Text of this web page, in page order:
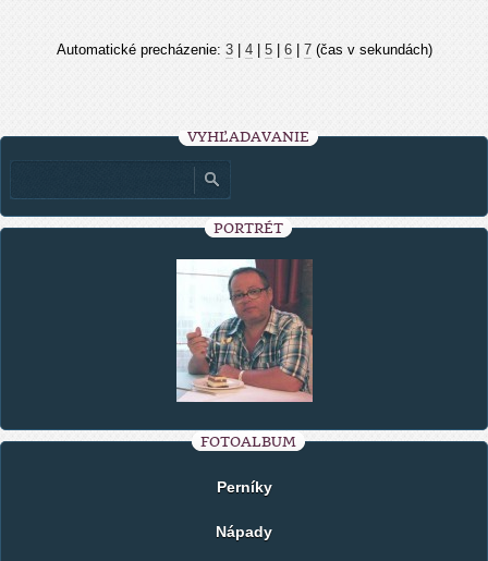
Automatické precházenie: 3| 4| 5| 6| 7(čas v sekundách)
VYHĽADÁVANIE
PORTRÉT
FOTOALBUM
Perníky
Nápady